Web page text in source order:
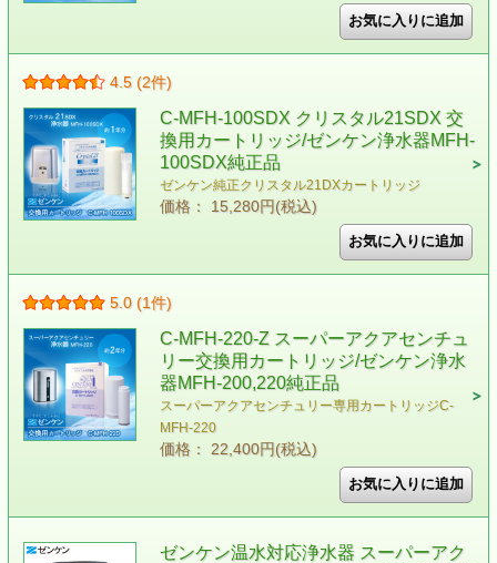
4.5 (2件)
C-MFH-100SDX クリスタル21SDX 交
換用カートリッジ/ゼンケン浄水器MFH-
100SDX純正品
ゼンケン純正クリスタル21DXカートリッジ
価格： 15,280円(税込)
5.0 (1件)
C-MFH-220-Z スーパーアクアセンチュ
リー交換用カートリッジ/ゼンケン浄水
器MFH-200,220純正品
スーパーアクアセンチュリー専用カートリッジC-
MFH-220
価格： 22,400円(税込)
ゼンケン温水対応浄水器 スーパーアク